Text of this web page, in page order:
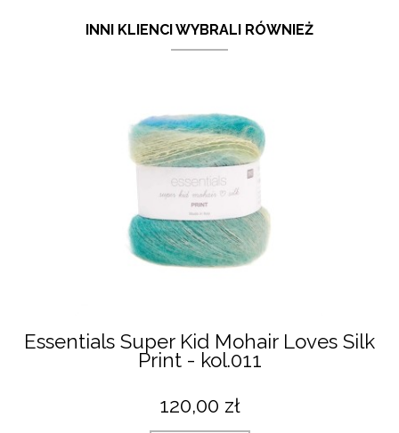
INNI KLIENCI WYBRALI RÓWNIEŻ
Essentials Super Kid Mohair Loves Silk
Print - kol.011
120,00 zł